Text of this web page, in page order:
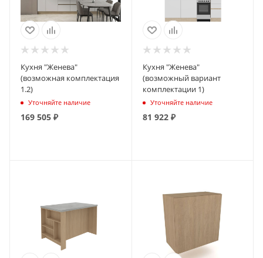
Кухня "Женева"
(возможная комплектация
1.2)
Уточняйте наличие
169 505 ₽
Кухня "Женева"
(возможный вариант
комплектации 1)
Уточняйте наличие
81 922₽